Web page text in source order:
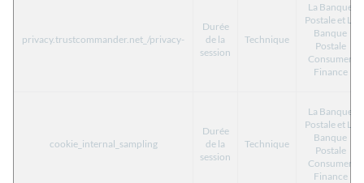
privacy.trustcommander.net_/privacy-
Durée
de la
session
Technique
La Banque
Postale et La
Banque
Postale
Consumer
Finance
cookie_internal_sampling
Durée
de la
session
Technique
La Banque
Postale et La
Banque
Postale
Consumer
Finance